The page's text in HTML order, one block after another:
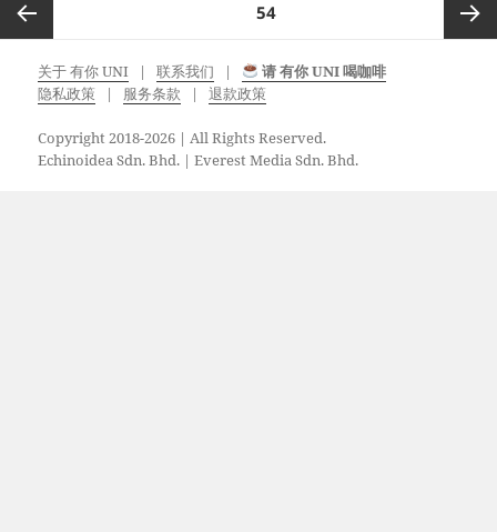
pagination
上一页
页数54
关于 有你 UNI 联系我们
请 有你 UNI 喝咖啡
隐私政策
服务条款 退款政策
Copyright 2018-2026 | All Rights Reserved.
Echinoidea Sdn. Bhd. | Everest Media Sdn. Bhd.